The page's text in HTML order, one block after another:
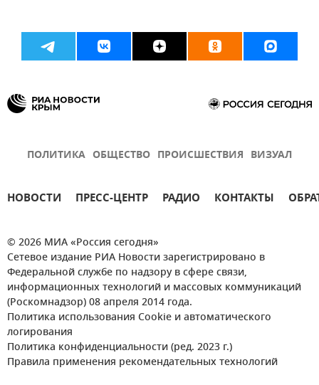
ПОЛИТИКА ОБЩЕСТВО ПРОИСШЕСТВИЯ ВИЗУАЛ
НОВОСТИ ПРЕСС-ЦЕНТР РАДИО КОНТАКТЫ
© 2026 МИА «Россия сегодня»
Сетевое издание РИА Новости зарегистрировано в
Федеральной службе по надзору в сфере связи,
информационных технологий и массовых коммуникаций
(Роскомнадзор) 08 апреля 2014 года.
Политика использования Cookie и автоматического
логирования
Политика конфиденциальности (ред. 2023 г.)
Правила применения рекомендательных технологий